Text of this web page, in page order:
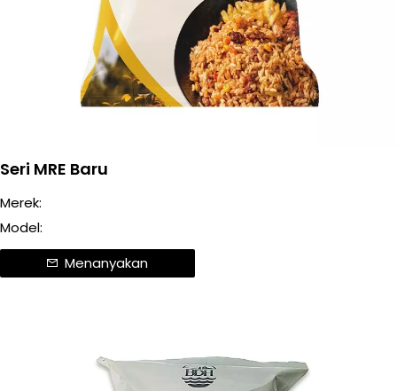
Seri MRE Baru
Merek:
Model:
Menanyakan